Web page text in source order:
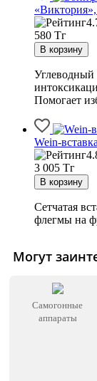
580 Тг
Помогает
Wein-
3 005 Тг
Сетчатая
флегмы на
Могут
Самогонные
аппараты